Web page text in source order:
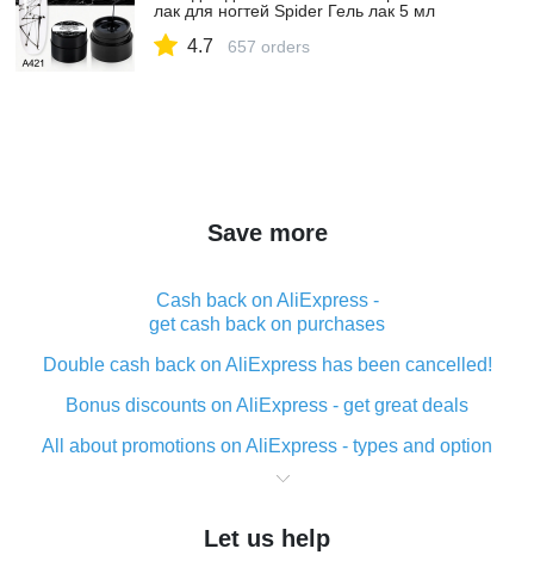
лак для ногтей Spider Гель лак 5 мл
ногтей| | АлиЭкспресс
4.7 657 orders
Save more
Cash back on AliExpress -
get cash back on purchases
Double cash back on AliExpress has been cancelled!
Bonus discounts on AliExpress - get great deals
All about promotions on AliExpress - types and option
What is cash back when making purchases on
The best place to download cash back for AliExpress
Let us help